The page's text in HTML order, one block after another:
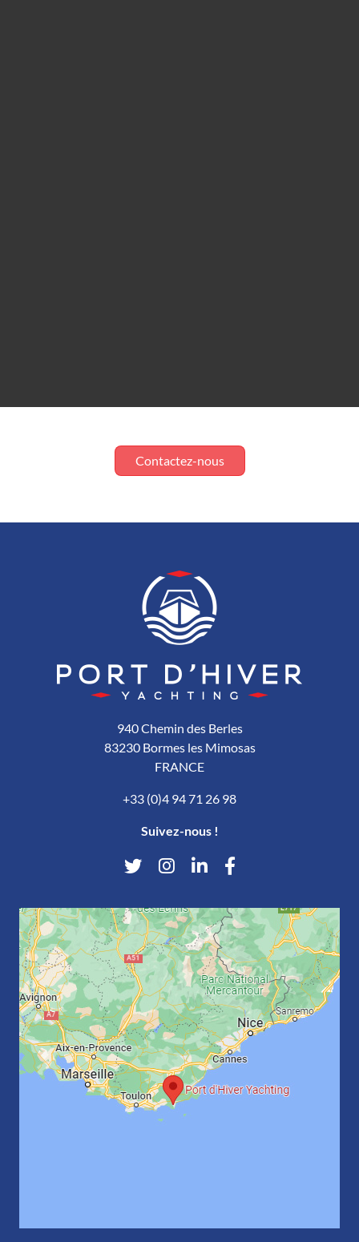
Contactez-nous
940 Chemin des Berles
83230 Bormes les Mimosas
FRANCE
+33 (0)4 94 71 26 98
Suivez-nous !